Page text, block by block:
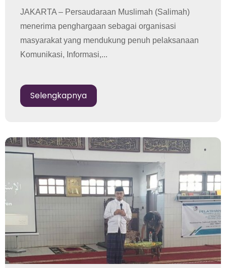
JAKARTA – Persaudaraan Muslimah (Salimah)
menerima penghargaan sebagai organisasi
masyarakat yang mendukung penuh pelaksanaan
Komunikasi, Informasi,...
Selengkapnya